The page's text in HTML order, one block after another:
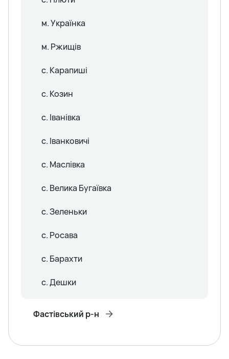
м. Українка
м. Ржищів
с. Карапиші
с. Козин
с. Іванівка
с. Іванковичі
с. Маслівка
с. Велика Бугаївка
с. Зеленьки
с. Росава
с. Барахти
с. Дешки
Фастівський р-н